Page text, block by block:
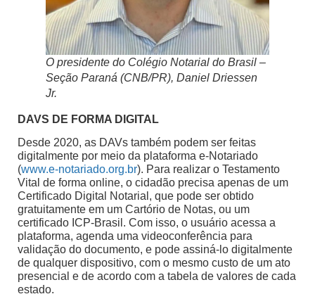
O presidente do Colégio Notarial do Brasil –
Seção Paraná (CNB/PR), Daniel Driessen
Jr.
DAVS DE FORMA DIGITAL
Desde 2020, as DAVs também podem ser feitas
digitalmente por meio da plataforma e-Notariado
(www.e-notariado.org.br). Para realizar o Testamento
Vital de forma online, o cidadão precisa apenas de um
Certificado Digital Notarial, que pode ser obtido
gratuitamente em um Cartório de Notas, ou um
certificado ICP-Brasil. Com isso, o usuário acessa a
plataforma, agenda uma videoconferência para
validação do documento, e pode assiná-lo digitalmente
de qualquer dispositivo, com o mesmo custo de um ato
presencial e de acordo com a tabela de valores de cada
estado.